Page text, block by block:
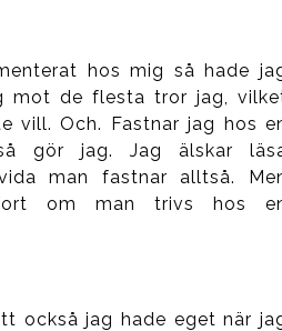
hos mig så hade
mot de flesta tror jag,
vill. Och. Fastnar jag hos
gör jag. Jag älskar
man fastnar alltså.
om man trivs hos
också jag hade eget när